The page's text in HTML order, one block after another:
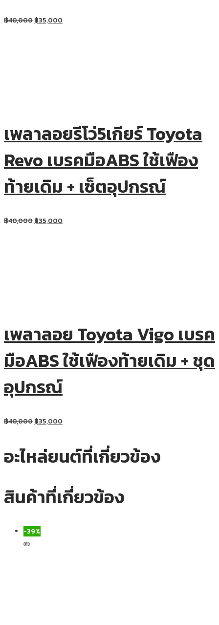
฿40,000฿35,000
เพลาลอยรีโว่5เกียร์ Toyota
Revo เบรคมือABS ใช้เฟือง
ท้ายเดิม + เซ็ตอุปกรณ์
฿40,000฿35,000
เพลาลอย Toyota Vigo เบรค
มือABS ใช้เฟืองท้ายเดิม + ชุด
อุปกรณ์
฿40,000฿35,000
อะไหล่ยนต์ที่เกี่ยวข้อง
สินค้าที่เกี่ยวข้อง
-39%